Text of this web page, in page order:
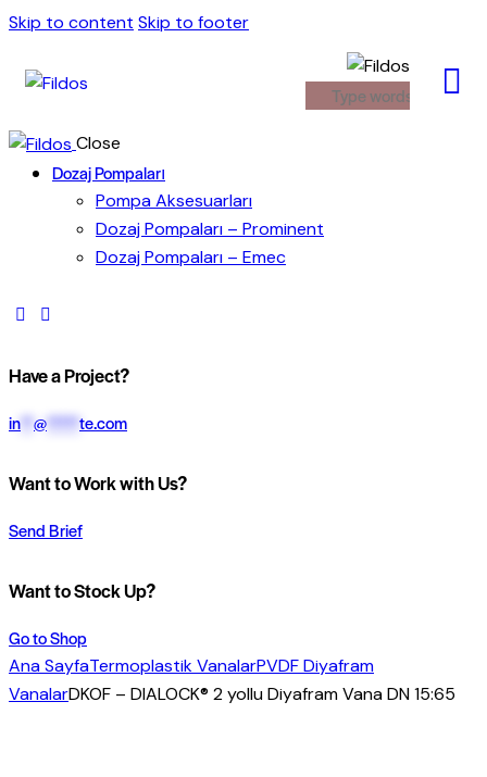
Skip to content Skip to footer
Close
Dozaj Pompaları
Pompa Aksesuarları
Dozaj Pompaları – Prominent
Dozaj Pompaları – Emec
Have a Project?
in @ ***** te.com
Want to Work with Us?
Send Brief
Want to Stock Up?
Go to Shop
Ana SayfaTermoplastik VanalarPVDF Diyafram
VanalarDKOF – DIALOCK® 2 yollu Diyafram Vana DN 15:65